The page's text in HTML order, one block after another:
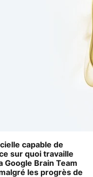
capable de
sur quoi travaille
Google Brain Team
les progrès de